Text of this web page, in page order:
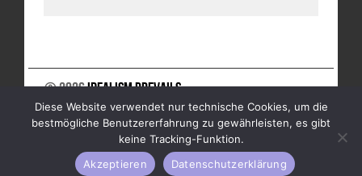
© 2026Idealism Prevails
UNTERSTÜTZE UNS
NEWSLETTER
IMPRESSUM
Diese Website verwendet nur technische Cookies, um die
bestmögliche Benutzererfahrung zu gewährleisten, es gibt
keine Tracking-Funktion.
Akzeptieren
Datenschutzerklärung